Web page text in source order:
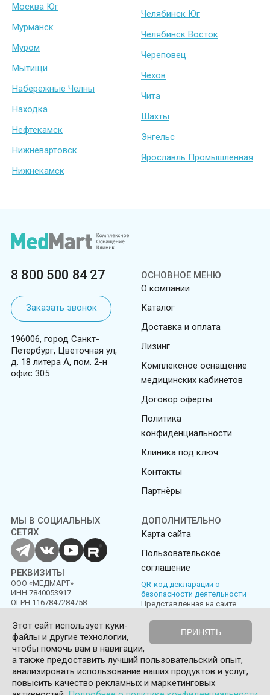
0
Москва Юг
Мурманск
Муром
Мытищи
Набережные Челны
Находка
Нефтекамск
Нижневартовск
Нижнекамск
Челябинск Юг
Челябинск Восток
Череповец
Чехов
Чита
Шахты
Энгельс
Ярославль Промышленная
8 800 500 84 27
Заказать звонок
196006, город Санкт-
Петербург, Цветочная ул,
д. 18 литера А, пом. 2-н
офис 305
ОСНОВНОЕ МЕНЮ
О компании
Каталог
Доставка и оплата
Лизинг
Комплексное оснащение
медицинских кабинетов
Договор оферты
Политика
конфиденциальности
Клиника под ключ
Контакты
Партнёры
ДОПОЛНИТЕЛЬНО
Карта сайта
Пользовательское
соглашение
QR-код декларации о
безопасности деятельности
Представленная на сайте
публичной офертой
МЫ В СОЦИАЛЬНЫХ
СЕТЯХ
РЕКВИЗИТЫ
ООО «МЕДМАРТ»
ИНН 7840053917
ОГРН 1167847284758
© Medmart 2016-2026
Политика конфиденциальности Пользовательское соглашение
ПРИНЯТЬ
Этот сайт использует куки-
файлы и другие технологии,
чтобы помочь вам в навигации,
а также предоставить лучший пользовательский опыт,
анализировать использование наших продуктов и услуг,
повысить качество рекламных и маркетинговых